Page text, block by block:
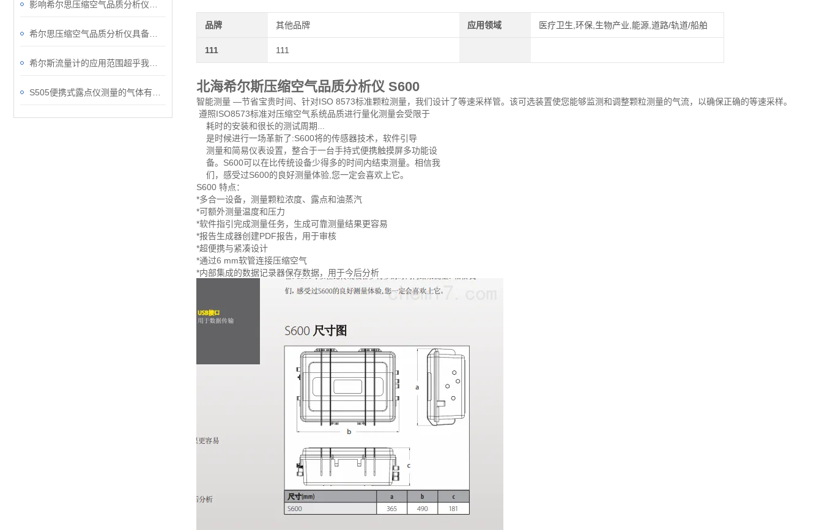
品牌 其他品牌 应用领域 医疗卫生,环保,生物产业,能源,道路/轨道/船舶
111 111
北海希尔斯压缩空气品质分析仪 S600
智能测量 —节省宝贵时间、针对ISO 8573标准颗粒测量，我们设计了等速采样管。该可选装置使您能够监测和调整颗粒测量的气流，以确保正确的等速采样。
遵照ISO8573标准对压缩空气系统品质进行量化测量会受限于
耗时的安装和很长的测试周期...
是时候进行一场革新了:S600将的传感器技术，软件引导
测量和简易仪表设置，整合于一台手持式便携触摸屏多功能设
备。S600可以在比传统设备少得多的时间内结束测量。相信我
们，感受过S600的良好测量体验,您一定会喜欢上它。
S600 特点：
*多合一设备，测量颗粒浓度、露点和油蒸汽
*可额外测量温度和压力
*软件指引完成测量任务，生成可靠测量结果更容易
*报告生成器创建PDF报告，用于审核
*超便携与紧凑设计
*通过6 mm软管连接压缩空气
*内部集成的数据记录器保存数据，用于今后分析